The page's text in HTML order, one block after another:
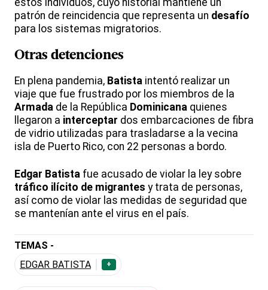
estos individuos, cuyo historial mantiene un
patrón de reincidencia que representa un desafío
para los sistemas migratorios.
Otras detenciones
En plena pandemia, Batista intentó realizar un
viaje que fue frustrado por los miembros de la
Armada de la República Dominicana quienes
llegaron a interceptar dos embarcaciones de fibra
de vidrio utilizadas para trasladarse a la vecina
isla de Puerto Rico, con 22 personas a bordo.
Edgar Batista fue acusado de violar la ley sobre
tráfico ilícito de migrantes y trata de personas,
así como de violar las medidas de seguridad que
se mantenían ante el virus en el país.
TEMAS -
EDGAR BATISTA
+